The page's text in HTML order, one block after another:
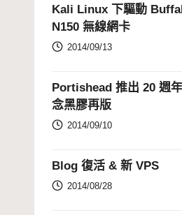
Kali Linux 下驅動
N150 無線網卡
2014/09/13
Portishead 推出 20 週
念黑膠再版
2014/09/10
Blog 復活 & 新 VPS
2014/08/28